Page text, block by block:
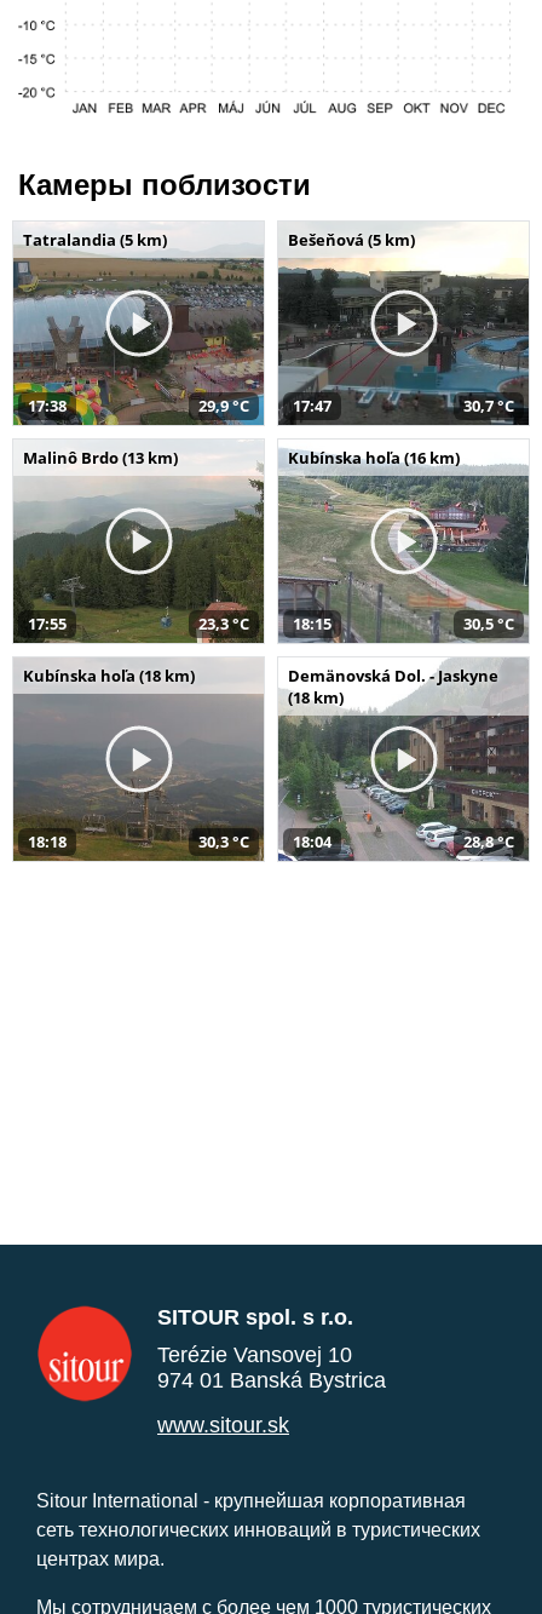
Камеры поблизости
Tatralandia (5 km)
17:38 29,9 °C
Bešeňová (5 km)
17:47 30,7 °C
Malinô Brdo (13 km)
17:55 23,3 °C
Kubínska hoľa (16 km)
18:15 30,5 °C
Kubínska hoľa (18 km)
18:18 30,3 °C
Demänovská Dol. - Jaskyne
(18 km)
18:04 28,8 °C
SITOUR spol. s r.o.
Terézie Vansovej 10
974 01 Banská Bystrica
www.sitour.sk
Sitour International - крупнейшая корпоративная
сеть технологических инноваций в туристических
центрах мира.
Мы сотрудничаем с более чем 1000 туристических